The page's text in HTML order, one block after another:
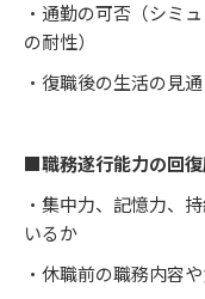
・通勤の可否（シミ
の耐性）
・復職後の生活の見
■職務遂行能力の回
・集中力、記憶力、
いるか
・休職前の職務内容